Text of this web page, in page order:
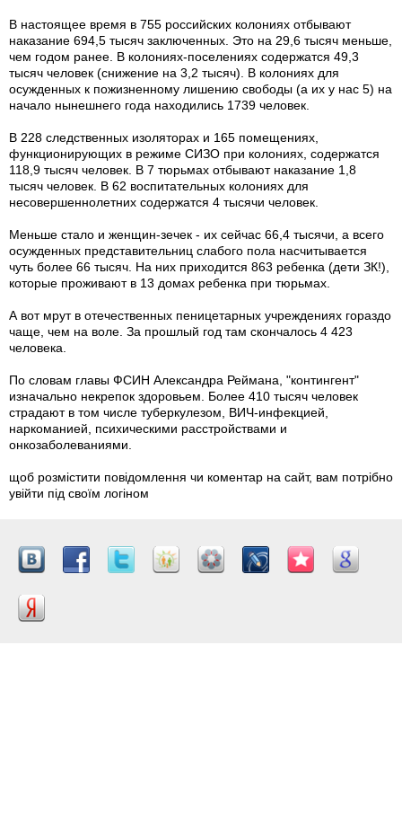
В настоящее время в 755 российских колониях отбывают
наказание 694,5 тысяч заключенных. Это на 29,6 тысяч меньше,
чем годом ранее. В колониях-поселениях содержатся 49,3
тысяч человек (снижение на 3,2 тысяч). В колониях для
осужденных к пожизненному лишению свободы (а их у нас 5) на
начало нынешнего года находились 1739 человек.
В 228 следственных изоляторах и 165 помещениях,
функционирующих в режиме СИЗО при колониях, содержатся
118,9 тысяч человек. В 7 тюрьмах отбывают наказание 1,8
тысяч человек. В 62 воспитательных колониях для
несовершеннолетних содержатся 4 тысячи человек.
Меньше стало и женщин-зечек - их сейчас 66,4 тысячи, а всего
осужденных представительниц слабого пола насчитывается
чуть более 66 тысяч. На них приходится 863 ребенка (дети ЗК!),
которые проживают в 13 домах ребенка при тюрьмах.
А вот мрут в отечественных пеницетарных учреждениях гораздо
чаще, чем на воле. За прошлый год там скончалось 4 423
человека.
По словам главы ФСИН Александра Реймана, "контингент"
изначально некрепок здоровьем. Более 410 тысяч человек
страдают в том числе туберкулезом, ВИЧ-инфекцией,
наркоманией, психическими расстройствами и
онкозаболеваниями.
щоб розмістити повідомлення чи коментар на сайт, вам потрібно
увійти під своїм логіном